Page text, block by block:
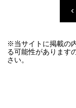
‹
※当サイトに掲載の
る可能性があります
さい。